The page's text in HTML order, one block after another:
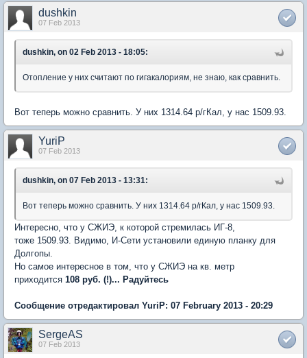
dushkin
07 Feb 2013
dushkin, on 02 Feb 2013 - 18:05:
Отопление у них считают по гигакалориям, не знаю, как сравнить.
Вот теперь можно сравнить. У них 1314.64 р/гКал, у нас 1509.93.
YuriP
07 Feb 2013
dushkin, on 07 Feb 2013 - 13:31:
Вот теперь можно сравнить. У них 1314.64 р/гКал, у нас 1509.93.
Интересно, что у СЖИЭ, к которой стремилась ИГ-8,
тоже 1509.93. Видимо, И-Сети установили единую планку для
Долгопы.
Но самое интересное в том, что у СЖИЭ на кв. метр
приходится 108 руб. (!)... Радуйтесь
Сообщение отредактировал YuriP: 07 February 2013 - 20:29
SergeAS
07 Feb 2013